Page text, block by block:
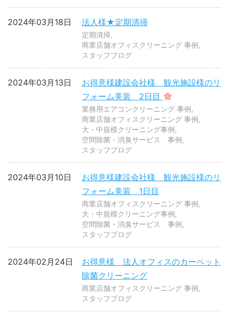
法人様★定期清掃
2024年03月18日
定期清掃
商業店舗オフィスクリーニング 事例
スタッフブログ
お得意様建設会社様 観光施設様のリ
フォーム美装 2日目
2024年03月13日
業務用エアコンクリーニング 事例
商業店舗オフィスクリーニング 事例
大・中規模クリーニング事例
空間除菌・消臭サービス 事例
スタッフブログ
お得意様建設会社様 観光施設様のリ
フォーム美装 1日目
2024年03月10日
商業店舗オフィスクリーニング 事例
大・中規模クリーニング事例
空間除菌・消臭サービス 事例
スタッフブログ
お得意様 法人オフィスのカーペット
除菌クリーニング
2024年02月24日
商業店舗オフィスクリーニング 事例
スタッフブログ